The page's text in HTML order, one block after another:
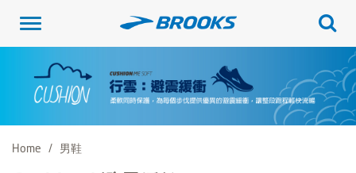
Toggle
Home 男鞋